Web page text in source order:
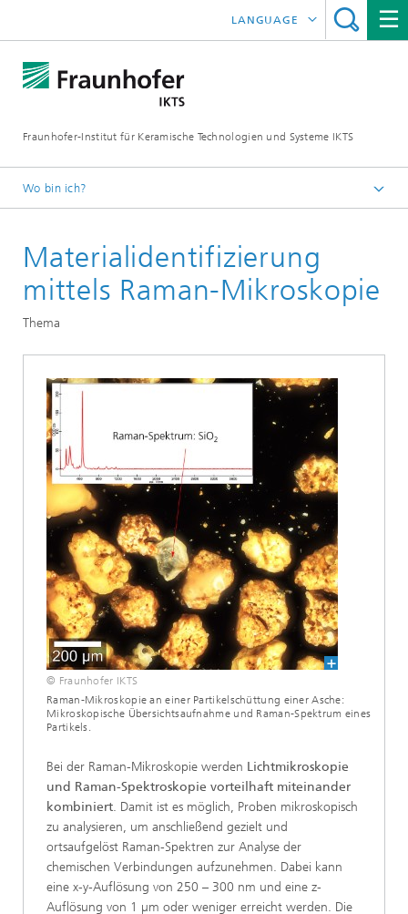
Fraunhofer-Institut für Keramische Technologien und Systeme IKTS
LANGUAGE
ČESKÝ
Wo bin ich?
Abteilungen
Umwelt- und Verfahrenstechnik
Materialidentifizierung
mittels Raman-Mikroskopie
Thema
© Fraunhofer IKTS
Raman-Mikroskopie an einer Partikelschüttung einer Asche:
Mikroskopische Übersichtsaufnahme und Raman-Spektrum eines
Partikels.
Bei der Raman-Mikroskopie werden Lichtmikroskopie
und Raman-Spektroskopie vorteilhaft miteinander
kombiniert. Damit ist es möglich, Proben mikroskopisch
zu analysieren, um anschließend gezielt und
ortsaufgelöst Raman-Spektren zur Analyse der
chemischen Verbindungen aufzunehmen. Dabei kann
eine x-y-Auflösung von 250 – 300 nm und eine z-
Auflösung von 1 µm oder weniger erreicht werden. Die